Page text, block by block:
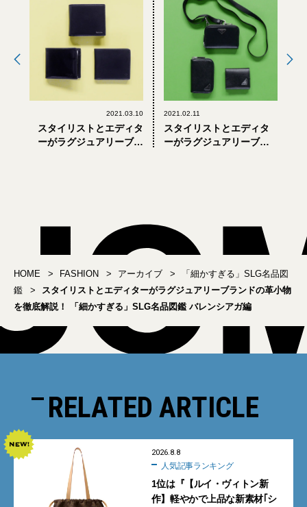
2021.03.10
スタイリストとエディタ
ーがラグジュアリーブラ
2021.02.11
スタイリストとエディタ
ーがラグジュアリーブラ
HOME FASHION アーカイブ
「細かすぎる」SLG名品図
鑑
スタイリストとエディターがラグジュアリーブランドの革小物
を徹底解説！ 「細かすぎる」SLG名品図鑑 バレンシアガ編
RELATED ARTICLE
2026.8.8
人気記事ランキング
1位は『【ルイ・ヴィトン新
作】軽やかで上品な新素材｢シ